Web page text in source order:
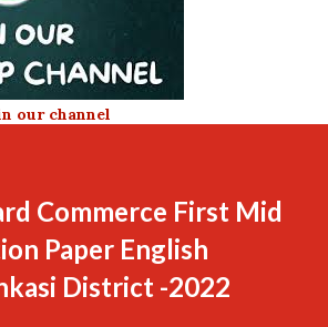
our channel
Commerce First Mid
Paper English
District -2022